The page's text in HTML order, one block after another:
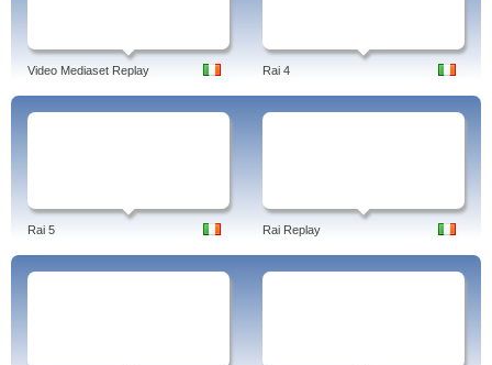
Video Mediaset Replay Rai 4
Rai 5 Rai Replay